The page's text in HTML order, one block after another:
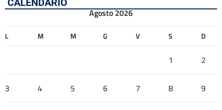
CALENDARIO
Agosto 2026
L M M G V S D
1 2
3 4 5 6 7 8 9